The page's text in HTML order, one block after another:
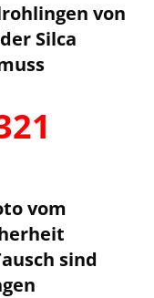
von
Silca
vom
sind